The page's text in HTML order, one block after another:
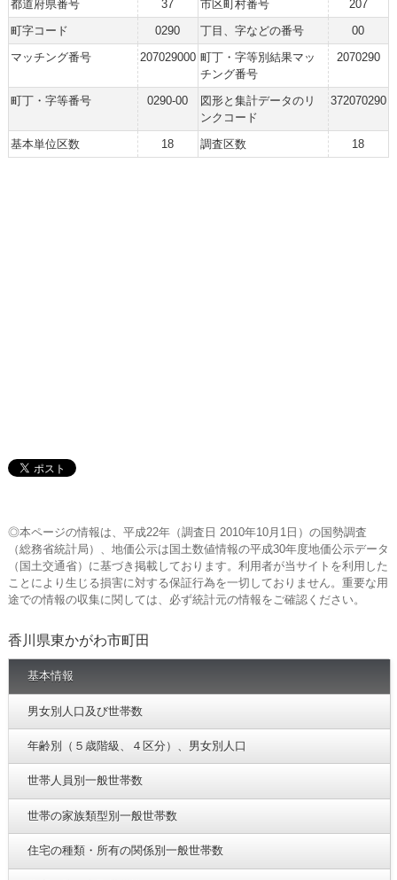
都道府県番号 37 市区町村番号
207
町字コード
0290 丁目、字などの番号
00
マッチング番号
207029000 町丁・字等別結果マッ
チング番号
2070290
町丁・字等番号 0290-00
図形と集計データのリ
ンクコード
372070290
基本単位区数 18 調査区数 18
◎本ページの情報は、平成22年（調査日 2010年10月1日）の国勢調査
（総務省統計局）、地価公示は国土数値情報の平成30年度地価公示データ
（国土交通省）に基づき掲載しております。利用者が当サイトを利用した
ことにより生じる損害に対する保証行為を一切しておりません。重要な用
途での情報の収集に関しては、必ず統計元の情報をご確認ください。
香川県東かがわ市町田
基本情報
男女別人口及び世帯数
年齢別（５歳階級、４区分）、男女別人口
世帯人員別一般世帯数
世帯の家族類型別一般世帯数
住宅の種類・所有の関係別一般世帯数